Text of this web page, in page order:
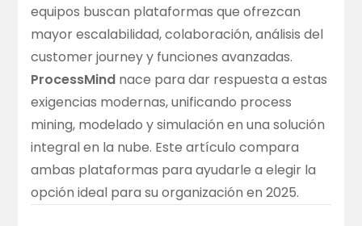
equipos buscan plataformas que ofrezcan
mayor escalabilidad, colaboración, análisis del
customer journey y funciones avanzadas.
ProcessMind nace para dar respuesta a estas
exigencias modernas, unificando process
mining, modelado y simulación en una solución
integral en la nube. Este artículo compara
ambas plataformas para ayudarle a elegir la
opción ideal para su organización en 2025.